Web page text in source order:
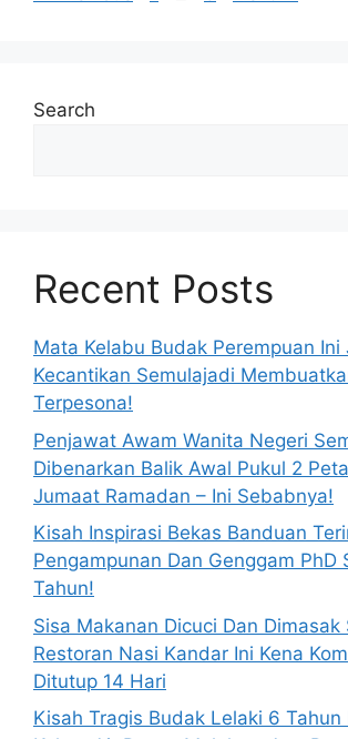
Search
Recent Posts
Mata Kelabu Budak Perempuan Ini
Kecantikan Semulajadi
Terpesona!
Penjawat Awam Wanita Negeri
Dibenarkan Balik Awal Pukul 2
Jumaat Ramadan – Ini Sebabnya!
Kisah Inspirasi Bekas Banduan
Pengampunan Dan Genggam PhD
Tahun!
Sisa Makanan Dicuci Dan Dimasak
Restoran Nasi Kandar Ini Kena
Ditutup 14 Hari
Kisah Tragis Budak Lelaki 6 Tahun